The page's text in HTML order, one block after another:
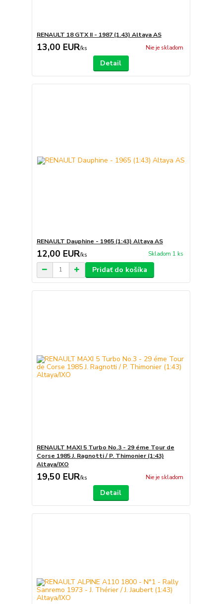
RENAULT 18 GTX II - 1987 (1.43) Altaya AS
13,00 EUR/ks Nie je skladom
Detail
RENAULT Dauphine - 1965 (1:43) Altaya AS
12,00 EUR/ks Skladom 1 ks
Pridať do košíka
RENAULT MAXI 5 Turbo No.3 - 29 éme Tour de
Corse 1985 J. Ragnotti / P. Thimonier (1:43)
Altaya/IXO
19,50 EUR/ks Nie je skladom
Detail